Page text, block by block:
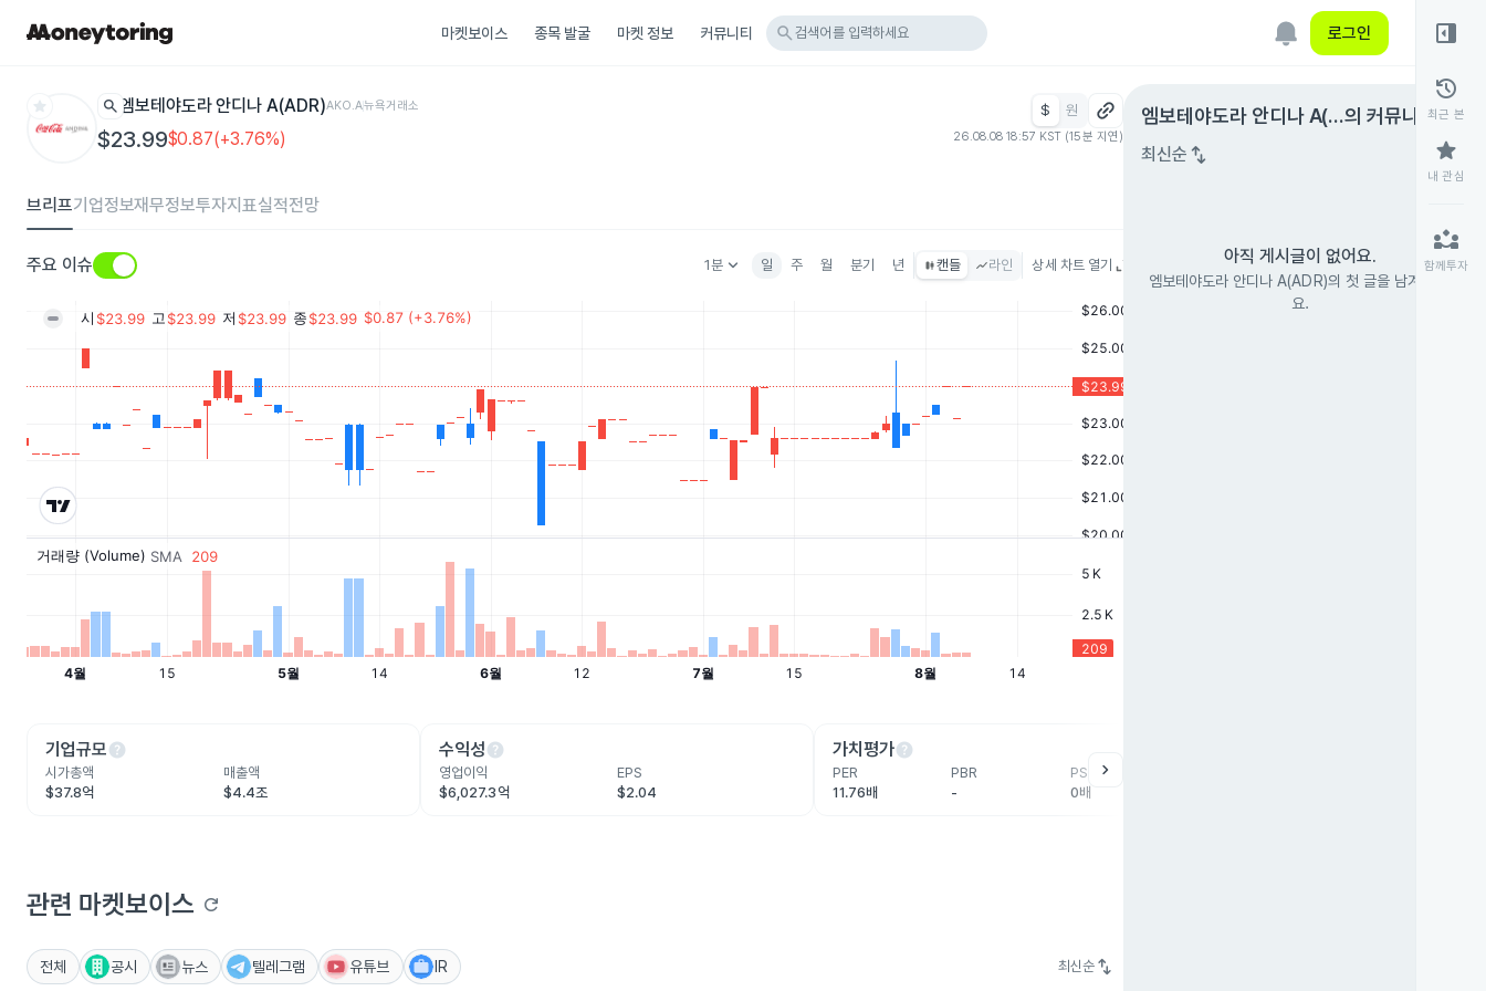
마켓보이스 종목 발굴 마켓 정보 커뮤니티 search 검색어를 입력하세요 로그인
star search 엠보테야도라 안디나 A(ADR)AKO.A뉴욕거래소
$23.99$0.87(+3.76%)
$ 원
26.08.08 18:57 KST (15분 지연)
브리프기업정보재무정보투자지표실적전망
주요 이슈 1분keyboard_arrow_down 일 주 월 분기 년 캔들 라인 상세 차트 열기
기업규모help
시가총액
$37.8억
매출액
$4.4조
수익성help
영업이익
$6,027.3억
EPS
$2.04
가치평가help
PER
11.76배
PBR
-
PSR
0배
chevron_right
관련 마켓보이스 refresh
전체 공시 뉴스 텔레그램 유튜브 IR 최신순 swap_vert
엠보테야도라 안디나 A(A
DR)
의 커뮤니티expand_circle_right
최신순 swap_vert
아직 게시글이 없어요.
엠보테야도라 안디나 A(ADR)의 첫 글을 남겨 보세
요.
right_panel_open
history
최근 본
star
내 관심
partner_exchange
함께투자